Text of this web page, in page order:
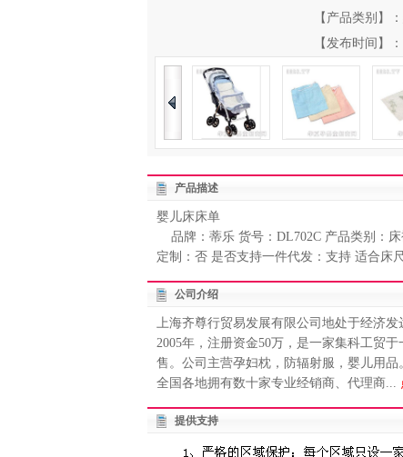
【产品类别】：
【发布时间】
产品描述
婴儿床床单
品牌：蒂乐 货号：DL702C 产品类别：
定制：否 是否支持一件代发：支持 适合床
公司介绍
上海齐尊行贸易发展有限公司地处于经济
2005年，注册资金50万，是一家集科工贸
售。公司主营孕妇枕，防辐射服，婴儿用
全国各地拥有数十家专业经销商、代理商...
提供支持